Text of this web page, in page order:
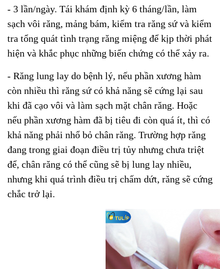
- 3 lần/ngày. Tái khám định kỳ 6 tháng/lần, làm
sạch vôi răng, mảng bám, kiểm tra răng sứ và kiểm
tra tổng quát tình trạng răng miệng để kịp thời phát
hiện và khắc phục những biến chứng có thể xảy ra.
- Răng lung lay do bệnh lý, nếu phần xương hàm
còn nhiều thì răng sứ có khả năng sẽ cứng lại sau
khi đã cạo vôi và làm sạch mặt chân răng. Hoặc
nếu phần xương hàm đã bị tiêu đi còn quá ít, thì có
khả năng phải nhổ bỏ chân răng. Trường hợp răng
đang trong giai đoạn điều trị tủy nhưng chưa triệt
để, chân răng có thể cũng sẽ bị lung lay nhiều,
nhưng khi quá trình điều trị chấm dứt, răng sẽ cứng
chắc trở lại.